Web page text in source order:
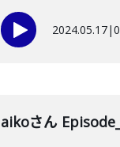
2024.05.17|
aikoさん